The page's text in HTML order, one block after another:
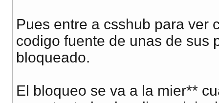
Pues entre a csshub para ver
codigo fuente de unas de sus
bloqueado.
El bloqueo se va a la mier**